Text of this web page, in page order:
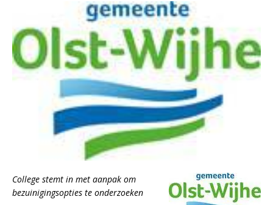
College stemt in met aanpak om
bezuinigingsopties te onderzoeken